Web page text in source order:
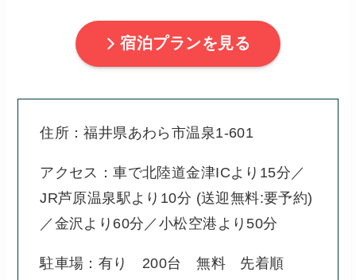
宿泊プランを見る
住所：福井県あわら市温泉1-601
アクセス：車で北陸道金津ICより15分／
JR芦原温泉駅より10分 (送迎無料:要予約)
／金沢より60分／小松空港より50分
駐車場：有り 200台 無料 先着順